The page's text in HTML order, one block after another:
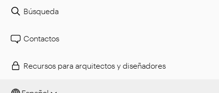
Búsqueda
Contactos
Recursos para arquitectos y diseñadores